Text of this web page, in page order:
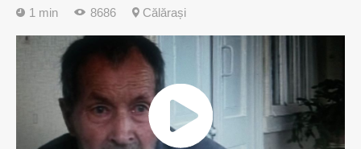
1 min 8686 Călărași